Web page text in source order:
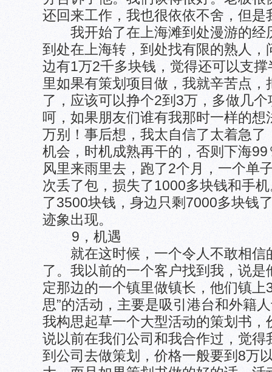
还回来工作，我也很依依不舍，但
我开始了在上海滩到处漫游的经
到处在上海转，到处找有限的熟人，
边有1万2千多块钱，觉得还可以支
里如果有策划项目做，我就辛苦点
了，应该可以挣个2到3万，多做几
呵，如果朋友们谁有我那时一样的
万别！事后想，我太自信了太着急了
机会，时机成熟再干的，否则下海
风里来雨里去，跑了2个月，一个单
次丢了包，损失了1000多块钱和手
了3500块钱，身边只剩7000多块钱
迹象出现。
9，机遇
就在这时候，一个令人不敢相信
了。我以前的一个客户找到我，说
定那边的一个镇里做镇长，他们镇上
思”的活动，主要是吸引港台和外籍
我构思起草一个大型活动的策划书
说以前在我们公司和我合作过，觉得
到公司去做策划，价格一般要到8万